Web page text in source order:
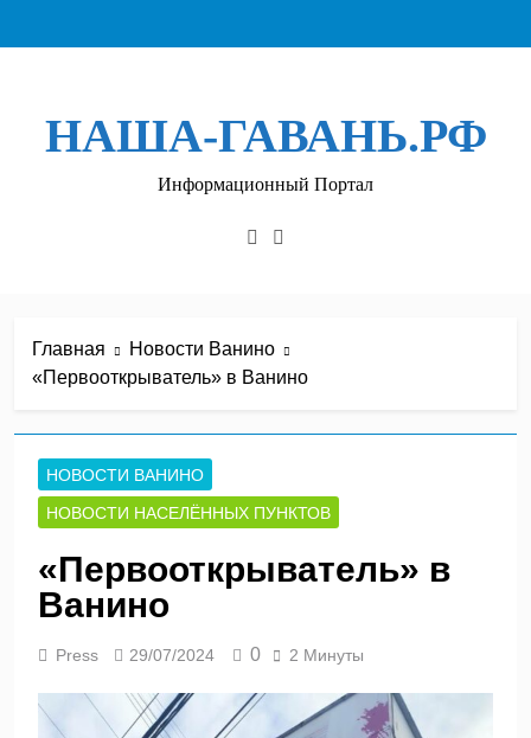
НАША-ГАВАНЬ.РФ
Информационный Портал
Главная
Новости Ванино
«Первооткрыватель» в Ванино
НОВОСТИ ВАНИНО
НОВОСТИ НАСЕЛЁННЫХ ПУНКТОВ
«Первооткрыватель» в
Ванино
Press 29/07/2024 0 2 Минуты